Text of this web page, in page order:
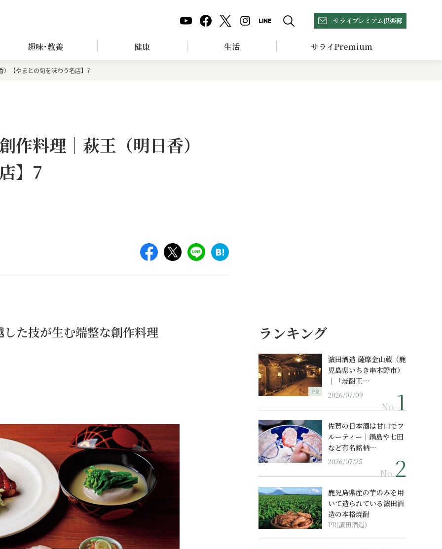
サライプレミアム倶楽部
趣味･教養 健康 生活 サライPremium
）【やまとの旬を味わう名店】7
作料理｜萩王（明日香）
】7
た技が生む端整な創作料理 ランキング
PR
濵田酒造 薩摩金山蔵（鹿
児島県いちき串木野市）
｜「焼酎王…
2026/07/09
No.
佐賀の日本酒は甘口でフ
ルーティー｜鍋島や七田
など有名銘柄…
2026/07/25
No.
鹿児島県産の芋のみを用
いて造られている濵田酒
造の本格焼酎
PR(濵田酒造)